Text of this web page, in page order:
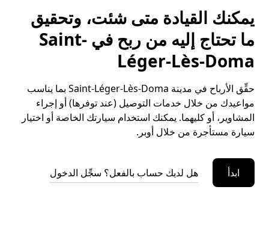
يمكنك القيادة متى شئت، وتحقيق
ما تحتاج إليه من ربح في Saint-
Léger-Lès-Doma
حقِّق الأرباح في مدينة Saint-Léger-Lès-Doma بما يناسب
مواعيدك من خلال خدمات التوصيل (عند توفرها) أو إجراء
المشاوير، أو كليهما. يمكنك استخدام سيارتك الخاصة أو اختيار
سيارة مستأجرة من خلال أوبر.
ابدأ هل لديك حساب بالفعل؟ سجِّل الدخول